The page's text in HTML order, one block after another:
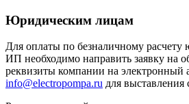
Юридическим лицам
Для оплаты по безналичному
ИП необходимо направить заявку на
реквизиты компании на электронный
info@electropompa.ru для выставления